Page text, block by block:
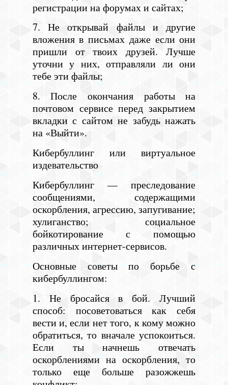
регистрации на форумах и сайтах;
7. Не открывай файлы и другие
вложения в письмах даже если они
пришли от твоих друзей. Лучше
уточни у них, отправляли ли они
тебе эти файлы;
8. После окончания работы на
почтовом сервисе перед закрытием
вкладки с сайтом не забудь нажать
на «Выйти».
Кибербуллинг или виртуальное
издевательство
Кибербуллинг — преследование
сообщениями, содержащими
оскорбления, агрессию, запугивание;
хулиганство; социальное
бойкотирование с помощью
различных интернет-сервисов.
Основные советы по борьбе с
кибербуллингом:
1. Не бросайся в бой. Лучший
способ: посоветоваться как себя
вести и, если нет того, к кому можно
обратиться, то вначале успокоиться.
Если ты начнешь отвечать
оскорблениями на оскорбления, то
только еще больше разожжешь